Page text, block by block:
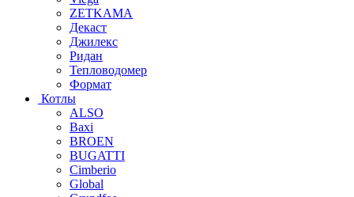
ZETKAMA
Декаст
Джилекс
Ридан
Тепловодомер
Формат
Котлы
ALSO
Baxi
BROEN
BUGATTI
Cimberio
Global